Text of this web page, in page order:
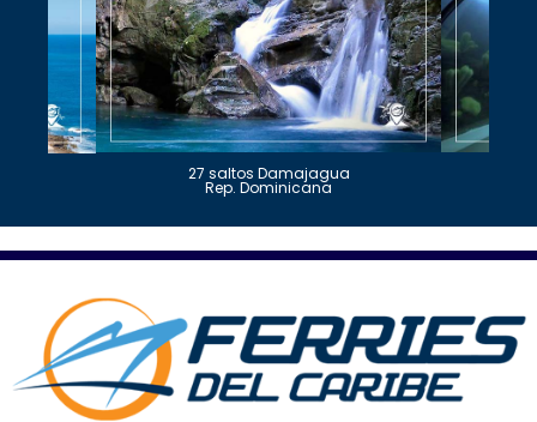
27 saltos Damajagua
Rep. Dominicana